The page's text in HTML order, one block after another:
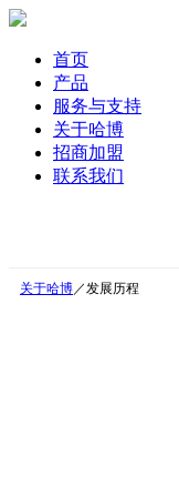
首页
产品
服务与支持
关于哈博
招商加盟
联系我们
关于哈博／发展历程